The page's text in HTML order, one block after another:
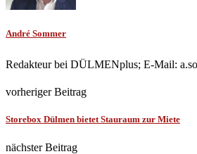
André Sommer
Redakteur bei DÜLMENplus; E-Mail:
vorheriger Beitrag
Storebox Dülmen bietet Stauraum zur Miete
nächster Beitrag